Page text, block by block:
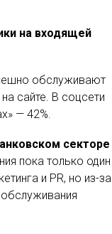
на входящей
обслуживают
сайте. В соцсети
— 42%.
секторе
пока только один
и PR, но из-за